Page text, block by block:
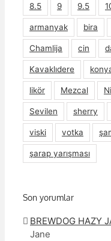
8.5 9 9.5
armanyak bira
Chamlija cin
Kavaklıdere
likör Mezcal
Sevilen sherry
viski votka
şarap yarışması
Son yorumlar
BREWDOG HAZY
Jane